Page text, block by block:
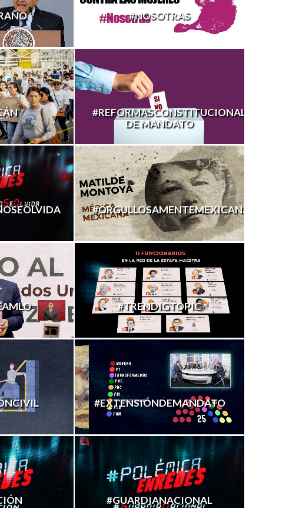
#NOSOTRAS
DE MANDATO
#ORGULLOSAMENTEMEXICANAS
#TRENDIGTOPIC
#EXTENSIÓNDEMANDATO
#GUARDIANACIONAL